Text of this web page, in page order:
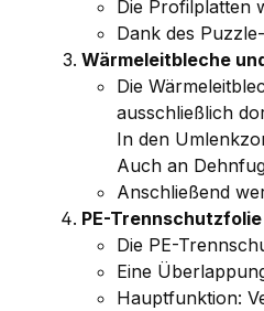
Die Profilplatten
Dank des
Wärmeleitbleche
Die
ausschließlich
In den
Auch an
Anschließend
PE-Trennschutzfolie
Die PE-
Eine
Hauptfunktion: